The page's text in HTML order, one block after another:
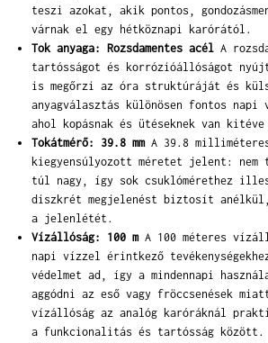
teszi azokat, akik pontos,
várnak el egy hétköznapi karórától.
Tok anyaga: Rozsdamentes acél A
tartósságot és korrózióállóságot
is megőrzi az óra struktúráját és
anyagválasztás különösen fontos
ahol kopásnak és ütéseknek van
Tokátmérő: 39.8 mmA 39.8
kiegyensúlyozott méretet jelent:
túl nagy, így sok csuklómérethez
diszkrét megjelenést biztosít
a jelenlétét.
Vízállóság: 100 mA 100 méteres
napi vízzel érintkező
védelmet ad, így a mindennapi
aggódni az eső vagy fröccsenések
vízállóság az analóg karóráknál
a funkcionalitás és tartósság között.